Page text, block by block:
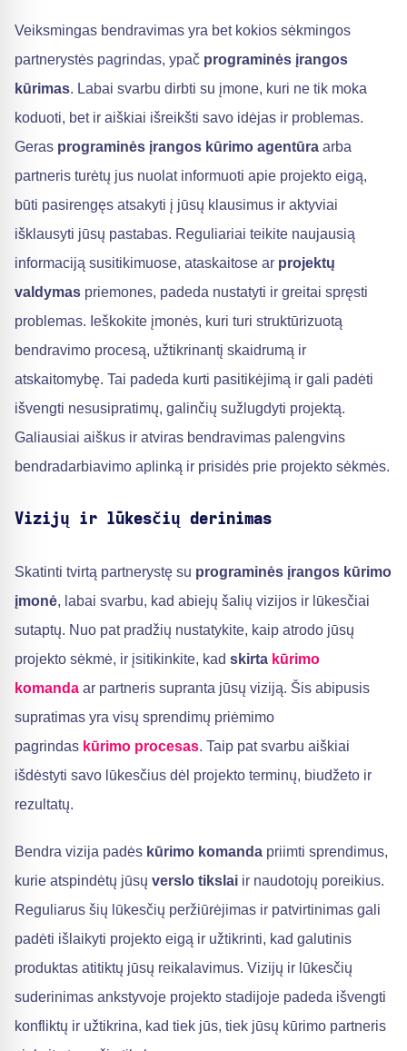
Veiksmingas bendravimas yra bet kokios sėkmingos
partnerystės pagrindas, ypač programinės įrangos
kūrimas. Labai svarbu dirbti su įmone, kuri ne tik moka
koduoti, bet ir aiškiai išreikšti savo idėjas ir problemas.
Geras programinės įrangos kūrimo agentūra arba
partneris turėtų jus nuolat informuoti apie projekto eigą,
būti pasirengęs atsakyti į jūsų klausimus ir aktyviai
išklausyti jūsų pastabas. Reguliariai teikite naujausią
informaciją susitikimuose, ataskaitose ar projektų
valdymas priemones, padeda nustatyti ir greitai spręsti
problemas. Ieškokite įmonės, kuri turi struktūrizuotą
bendravimo procesą, užtikrinantį skaidrumą ir
atskaitomybę. Tai padeda kurti pasitikėjimą ir gali padėti
išvengti nesusipratimų, galinčių sužlugdyti projektą.
Galiausiai aiškus ir atviras bendravimas palengvins
bendradarbiavimo aplinką ir prisidės prie projekto sėkmės.
Vizijų ir lūkesčių derinimas
Skatinti tvirtą partnerystę su programinės įrangos kūrimo
įmonė, labai svarbu, kad abiejų šalių vizijos ir lūkesčiai
sutaptų. Nuo pat pradžių nustatykite, kaip atrodo jūsų
projekto sėkmė, ir įsitikinkite, kad skirta kūrimo
komanda ar partneris supranta jūsų viziją. Šis abipusis
supratimas yra visų sprendimų priėmimo
pagrindas kūrimo procesas. Taip pat svarbu aiškiai
išdėstyti savo lūkesčius dėl projekto terminų, biudžeto ir
rezultatų.
Bendra vizija padės kūrimo komanda priimti sprendimus,
kurie atspindėtų jūsų verslo tikslai ir naudotojų poreikius.
Reguliarus šių lūkesčių peržiūrėjimas ir patvirtinimas gali
padėti išlaikyti projekto eigą ir užtikrinti, kad galutinis
produktas atitiktų jūsų reikalavimus. Vizijų ir lūkesčių
suderinimas ankstyvoje projekto stadijoje padeda išvengti
konfliktų ir užtikrina, kad tiek jūs, tiek jūsų kūrimo partneris